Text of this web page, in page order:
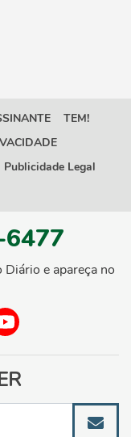
TEM!
Publicidade Legal
e apareça no